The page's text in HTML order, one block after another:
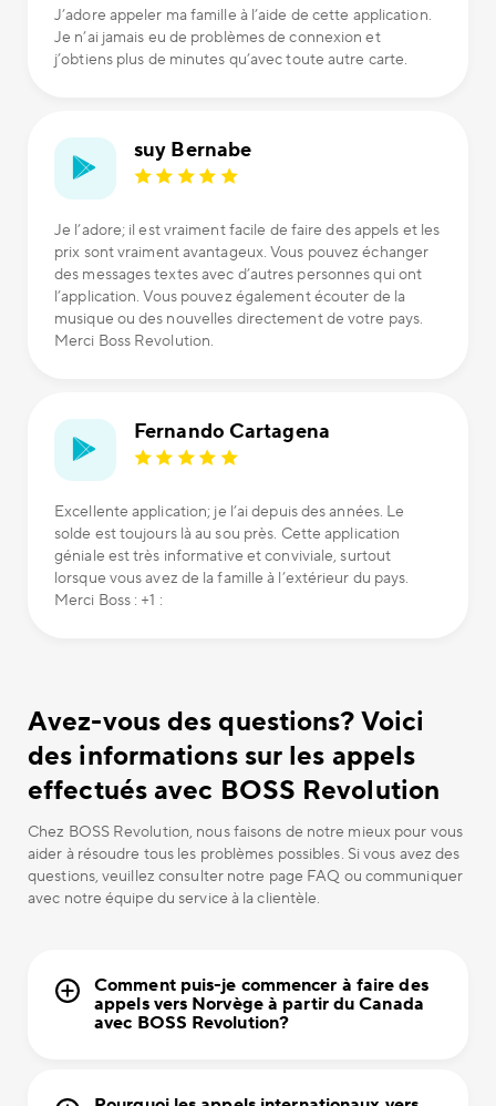
J’adore appeler ma famille à l’aide de cette application.
Je n’ai jamais eu de problèmes de connexion et
j’obtiens plus de minutes qu’avec toute autre carte.
suy Bernabe
Je l’adore; il est vraiment facile de faire des appels et les
prix sont vraiment avantageux. Vous pouvez échanger
des messages textes avec d’autres personnes qui ont
l’application. Vous pouvez également écouter de la
musique ou des nouvelles directement de votre pays.
Merci Boss Revolution.
Fernando Cartagena
Excellente application; je l’ai depuis des années. Le
solde est toujours là au sou près. Cette application
géniale est très informative et conviviale, surtout
lorsque vous avez de la famille à l’extérieur du pays.
Merci Boss : +1 :
Avez-vous des questions? Voici
des informations sur les appels
effectués avec BOSS Revolution
Chez BOSS Revolution, nous faisons de notre mieux pour vous
aider à résoudre tous les problèmes possibles. Si vous avez des
questions, veuillez consulter notre page FAQ ou communiquer
avec notre équipe du service à la clientèle.
Comment puis-je commencer à faire des
appels vers Norvège à partir du Canada
avec BOSS Revolution?